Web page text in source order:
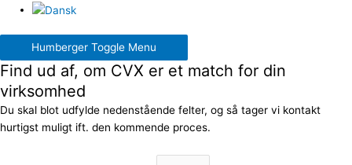
Humberger Toggle Menu
Find ud af, om CVX er et match for din
virksomhed
Du skal blot udfylde nedenstående felter, og så tager vi kontakt
hurtigst muligt ift. den kommende proces.